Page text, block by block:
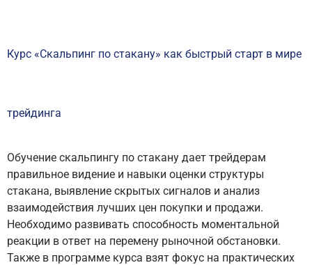
Курс «Скальпинг по стакану» как быстрый старт в мире
трейдинга
Обучение скальпингу по стакану дает трейдерам
правильное видение и навыки оценки структуры
стакана, выявление скрытых сигналов и анализ
взаимодействия лучших цен покупки и продажи.
Необходимо развивать способность моментальной
реакции в ответ на перемену рыночной обстановки.
Также в программе курса взят фокус на практических